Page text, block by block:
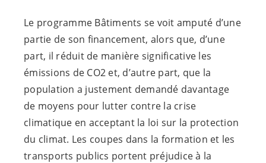
Le programme Bâtiments se voit amputé d’une
partie de son financement, alors que, d’une
part, il réduit de manière significative les
émissions de CO2 et, d’autre part, que la
population a justement demandé davantage
de moyens pour lutter contre la crise
climatique en acceptant la loi sur la protection
du climat. Les coupes dans la formation et les
transports publics portent préjudice à la